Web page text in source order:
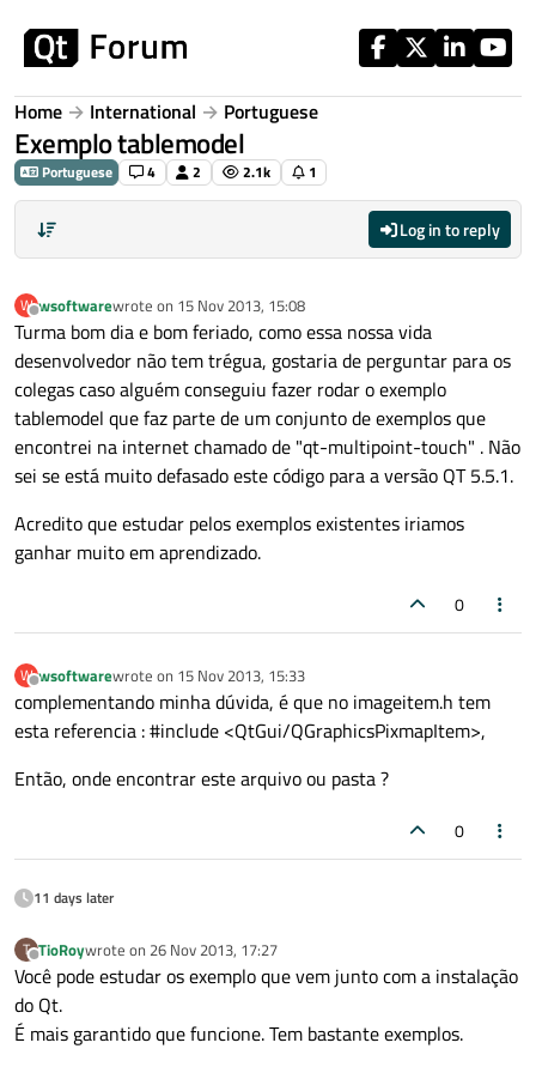
Home International Portuguese
Exemplo tablemodel
Portuguese 4 2 2.1k 1
Log in to reply
W
Offline
wsoftwarewrote on 15 Nov 2013, 15:08
last edited by
Turma bom dia e bom feriado, como essa nossa vida
desenvolvedor não tem trégua, gostaria de perguntar para os
colegas caso alguém conseguiu fazer rodar o exemplo
tablemodel que faz parte de um conjunto de exemplos que
encontrei na internet chamado de "qt-multipoint-touch" . Não
sei se está muito defasado este código para a versão QT 5.5.1.
Acredito que estudar pelos exemplos existentes iriamos
ganhar muito em aprendizado.
0
W
Offline
wsoftwarewrote on 15 Nov 2013, 15:33
last edited by
complementando minha dúvida, é que no imageitem.h tem
esta referencia : #include <QtGui/QGraphicsPixmapItem>,
Então, onde encontrar este arquivo ou pasta ?
0
11 days later
T
Offline
TioRoywrote on 26 Nov 2013, 17:27
last edited by
Você pode estudar os exemplo que vem junto com a instalação
do Qt.
É mais garantido que funcione. Tem bastante exemplos.